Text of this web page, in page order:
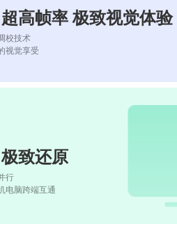
高帧率 极致视觉体验
校技术
视觉享受
致还原
行
电脑跨端互通